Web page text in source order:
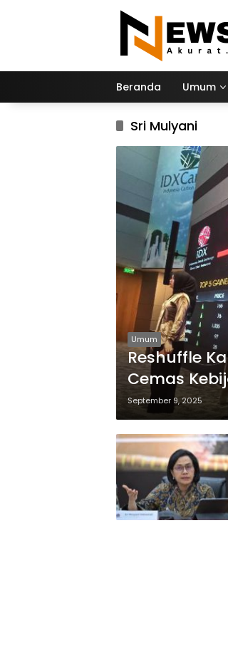
Beranda Umum
Sri Mulyani
Umum
Reshuffle
Cemas
September 9, 2025